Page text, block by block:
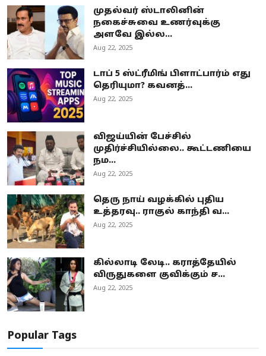
முதல்வர் ஸ்டாலினின்
நகைச்சுவை உணர்வுக்கு
அளவே இல்ல...
Aug 22, 2025
டாப் 5 ஸ்ட்ரீமிங் பிளாட்பார்ம் எது
தெரியுமா? கவனத்...
Aug 22, 2025
விஜய்யின் பேச்சில்
முதிர்ச்சியில்லை.. கூட்டணியை
நம...
Aug 22, 2025
தெரு நாய் வழக்கில் புதிய
உத்தரவு.. ராகுல் காந்தி வ...
Aug 22, 2025
கில்லாடி லேடி.. கராத்தேயில்
விருதுகளை குவிக்கும் ச...
Aug 22, 2025
Popular Tags